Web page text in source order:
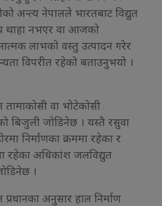
अन्त्य नेपालले भारतबाट विद्युत
थाहा नभएर वा आजको
लाभको वस्तु उत्पादन गरेर
विपरीत रहेको बताउनुभयो ।
तामाकोसी वा भोटेकोसी
बिजुली जोडिनेछ । यस्तै रसुवा
निर्माणका क्रममा रहेका र
रहेका अधिकांश जलविद्युत
।
प्रधानका अनुसार हाल निर्माण